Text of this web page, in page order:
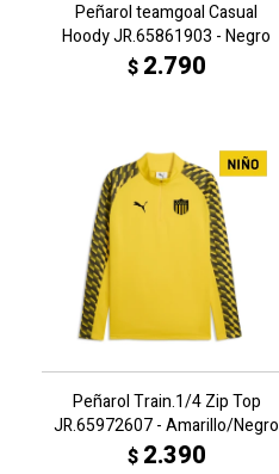
Peñarol teamgoal Casual
Hoody JR.65861903 - Negro
$ 2.790
Peñarol Train.1/4 Zip Top
JR.65972607 - Amarillo/Negro
$ 2.390